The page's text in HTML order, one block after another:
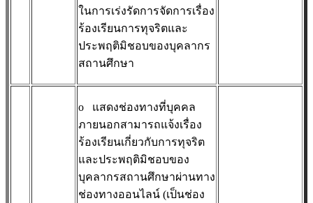
ในการเร่งรัดการจัดการเรื่อง
ร้องเรียนการทุจริตและ
ประพฤติมิชอบของบุคลากร
สถานศึกษา
o แสดงช่องทางที่บุคคล
ภายนอกสามารถแจ้งเรื่อง
ร้องเรียนเกี่ยวกับการทุจริต
และประพฤติมิชอบของ
บุคลากรสถานศึกษาผ่านทาง
ช่องทางออนไลน์ (เป็นช่อง